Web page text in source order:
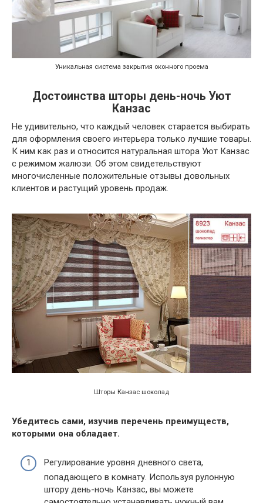
Уникальная система закрытия оконного проема
Достоинства шторы день-ночь Уют
Канзас
Не удивительно, что каждый человек старается выбирать
для оформления своего интерьера только лучшие товары.
К ним как раз и относится натуральная штора Уют Канзас
с режимом жалюзи. Об этом свидетельствуют
многочисленные положительные отзывы довольных
клиентов и растущий уровень продаж.
Шторы Канзас шоколад
Убедитесь сами, изучив перечень преимуществ,
которыми она обладает.
Регулирование уровня дневного света,
попадающего в комнату. Используя рулонную
штору день-ночь Канзас, вы можете